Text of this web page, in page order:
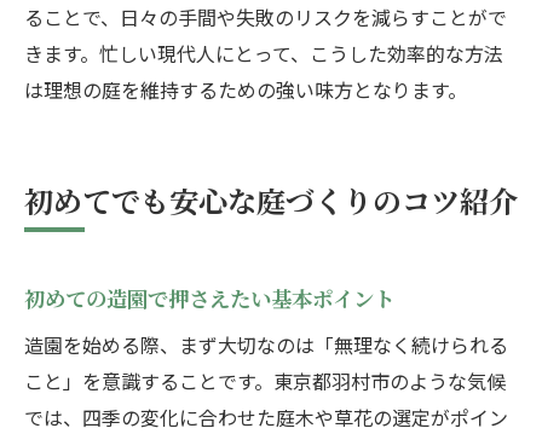
ることで、日々の手間や失敗のリスクを減らすことがで
きます。忙しい現代人にとって、こうした効率的な方法
は理想の庭を維持するための強い味方となります。
初めてでも安心な庭づくりのコツ紹介
初めての造園で押さえたい基本ポイント
造園を始める際、まず大切なのは「無理なく続けられる
こと」を意識することです。東京都羽村市のような気候
では、四季の変化に合わせた庭木や草花の選定がポイン